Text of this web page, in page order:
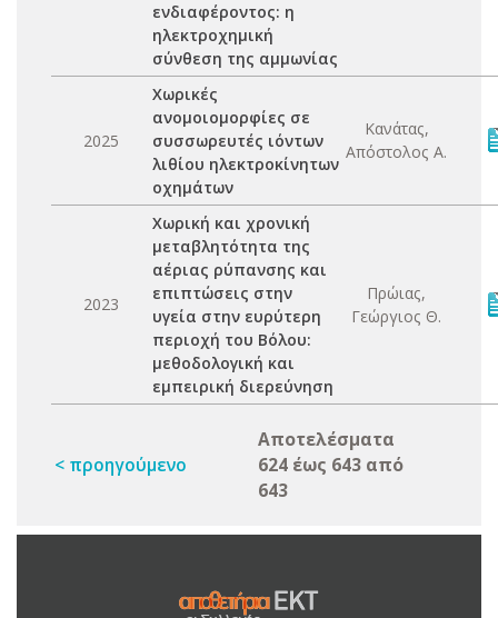
ενδιαφέροντος: η
ηλεκτροχημική
σύνθεση της αμμωνίας
2025
Χωρικές
ανομοιομορφίες σε
συσσωρευτές ιόντων
λιθίου ηλεκτροκίνητων
οχημάτων
Κανάτας,
Απόστολος Α.
2023
Χωρική και χρονική
μεταβλητότητα της
αέριας ρύπανσης και
επιπτώσεις στην
υγεία στην ευρύτερη
περιοχή του Βόλου:
μεθοδολογική και
εμπειρική διερεύνηση
Πρώιας,
Γεώργιος Θ.
< προηγούμενο
Αποτελέσματα
624 έως 643 από
643